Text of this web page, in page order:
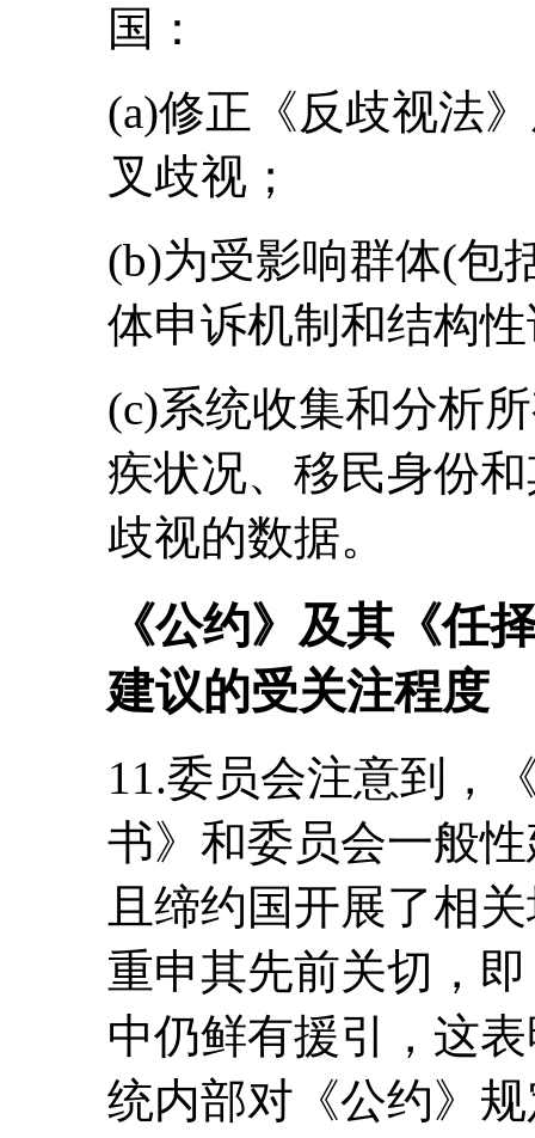
国：
(a)修正《反歧视法
叉歧视；
(b)为受影响群体(包
体申诉机制和结构
(c)系统收集和分析
疾状况、移民身份
歧视的数据。
《公约》及其《任
建议的受关注程度
11.委员会注意到，
书》和委员会一般
且缔约国开展了相
重申其先前关切，
中仍鲜有援引，这
统内部对《公约》